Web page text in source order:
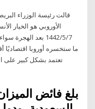
قالت رئيسة الوزراء
7‏‏/5‏‏/1442 بعد
ما ستخسره أوروبا اقتصاديًا
تعتمد بشكل كبير على
بلغ فائض